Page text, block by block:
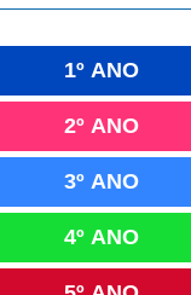
1º ANO
2º ANO
3º ANO
4º ANO